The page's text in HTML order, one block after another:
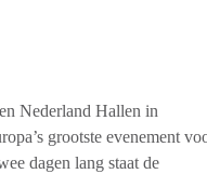
Nederland Hallen in
grootste evenement
dagen lang staat de